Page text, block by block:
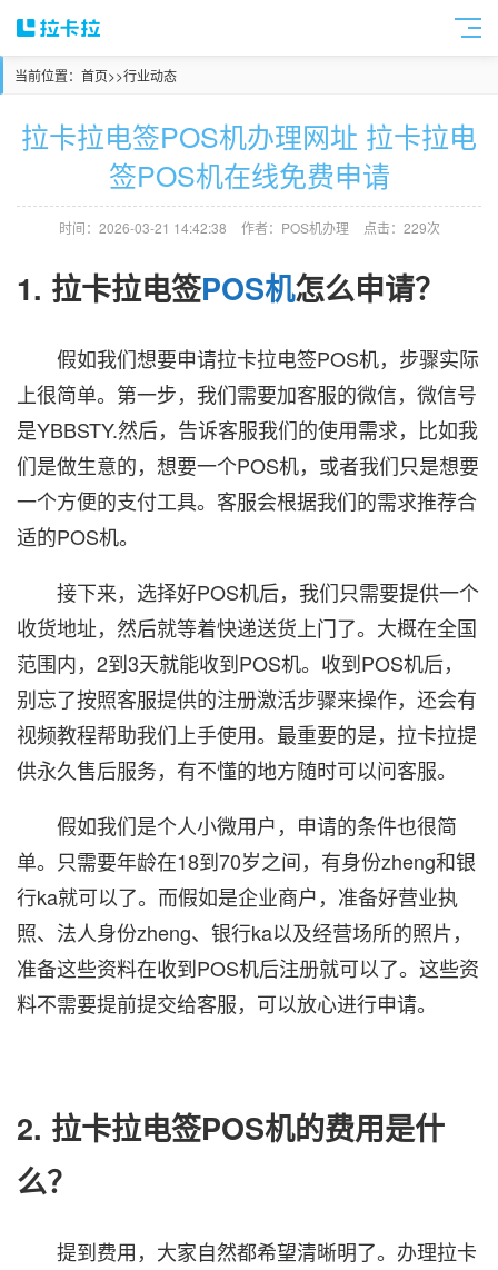
当前位置： 首页>>行业动态
拉卡拉电签POS机办理网址 拉卡拉电
签POS机在线免费申请
时间：2026-03-21 14:42:38 作者：POS机办理 点击：229次
1. 拉卡拉电签POS机怎么申请？
假如我们想要申请拉卡拉电签POS机，步骤实际
上很简单。第一步，我们需要加客服的微信，微信号
是YBBSTY.然后，告诉客服我们的使用需求，比如我
们是做生意的，想要一个POS机，或者我们只是想要
一个方便的支付工具。客服会根据我们的需求推荐合
适的POS机。
接下来，选择好POS机后，我们只需要提供一个
收货地址，然后就等着快递送货上门了。大概在全国
范围内，2到3天就能收到POS机。收到POS机后，
别忘了按照客服提供的注册激活步骤来操作，还会有
视频教程帮助我们上手使用。最重要的是，拉卡拉提
供永久售后服务，有不懂的地方随时可以问客服。
假如我们是个人小微用户，申请的条件也很简
单。只需要年龄在18到70岁之间，有身份zheng和银
行ka就可以了。而假如是企业商户，准备好营业执
照、法人身份zheng、银行ka以及经营场所的照片，
准备这些资料在收到POS机后注册就可以了。这些资
料不需要提前提交给客服，可以放心进行申请。
2. 拉卡拉电签POS机的费用是什
么？
提到费用，大家自然都希望清晰明了。办理拉卡